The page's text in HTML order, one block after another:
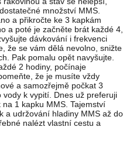
množství MMS.
a přikročte ke 3 kapkám
a poté je začněte brát každé 4,
dávkování i frekvenci
že se vám dělá nevolno, snižte
Pak pomalu opět navyšujte.
2 hodiny, počínaje
že je musíte vždy
a samozřejmě počkat 3
k vypití. Dnes už preferuji
1 kapku MMS. Tajemství
a udržování hladiny MMS až do
nalézt vlastní cestu a